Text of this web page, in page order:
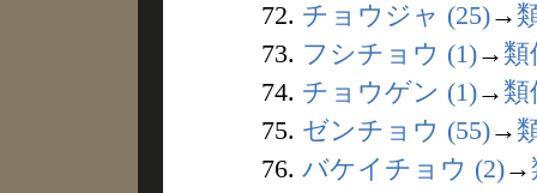
72. チョウジャ (25)→
73. フシチョウ (1)→ 類
74. チョウゲン (1)→ 類
75. ゼンチョウ (55)→
76. バケイチョウ (2)→